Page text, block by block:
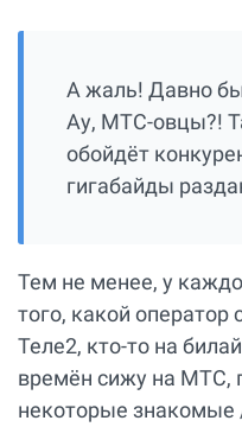
А жаль! Давно
Ау, МТС-овцы?!
обойдёт
гигабайды
Тем не менее, у
того, какой оператор
Теле2, кто-то на
времён сижу на МТС,
некоторые знакомые